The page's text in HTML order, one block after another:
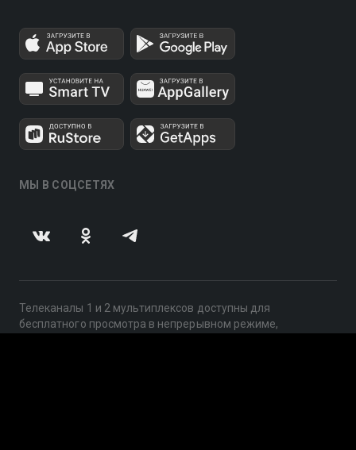
МЫ В СОЦСЕТЯХ
Телеканалы 1 и 2 мультиплексов доступны для
бесплатного просмотра в непрерывном режиме,